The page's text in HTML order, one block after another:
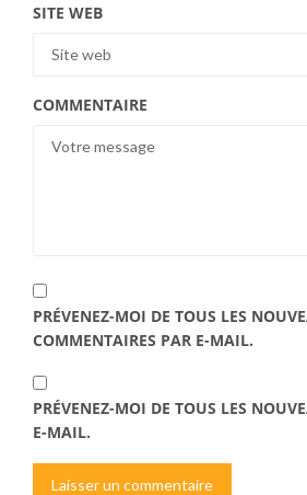
SITE WEB
COMMENTAIRE
PRÉVENEZ-MOI DE TOUS LES
COMMENTAIRES PAR E-MAIL.
PRÉVENEZ-MOI DE TOUS LES
E-MAIL.